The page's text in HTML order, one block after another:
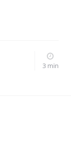
3 min